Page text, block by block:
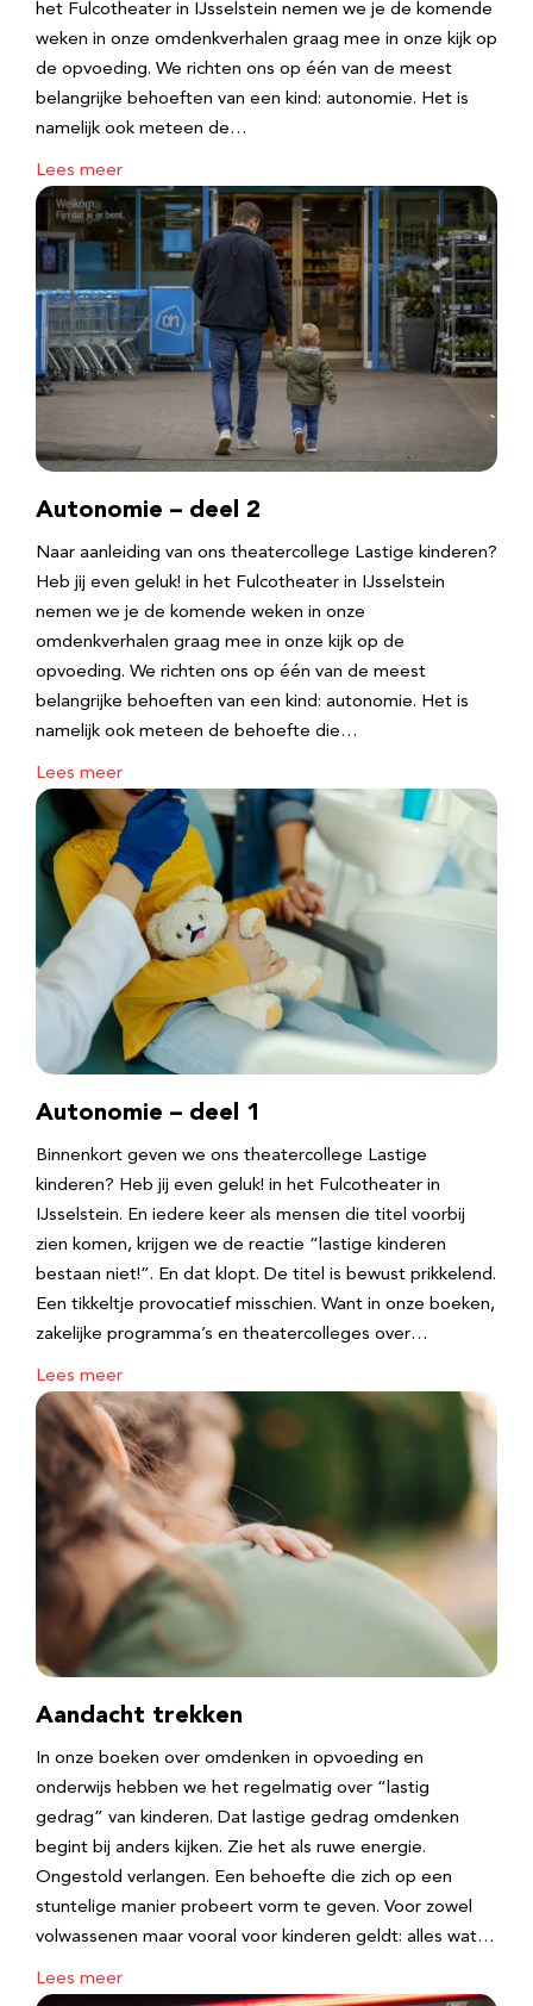
het Fulcotheater in IJsselstein nemen we je de komende
weken in onze omdenkverhalen graag mee in onze kijk op
de opvoeding. We richten ons op één van de meest
belangrijke behoeften van een kind: autonomie. Het is
namelijk ook meteen de…
Lees meer
Autonomie – deel 2
Naar aanleiding van ons theatercollege Lastige kinderen?
Heb jij even geluk! in het Fulcotheater in IJsselstein
nemen we je de komende weken in onze
omdenkverhalen graag mee in onze kijk op de
opvoeding. We richten ons op één van de meest
belangrijke behoeften van een kind: autonomie. Het is
namelijk ook meteen de behoefte die…
Lees meer
Autonomie – deel 1
Binnenkort geven we ons theatercollege Lastige
kinderen? Heb jij even geluk! in het Fulcotheater in
IJsselstein. En iedere keer als mensen die titel voorbij
zien komen, krijgen we de reactie “lastige kinderen
bestaan niet!”. En dat klopt. De titel is bewust prikkelend.
Een tikkeltje provocatief misschien. Want in onze boeken,
zakelijke programma’s en theatercolleges over…
Lees meer
Aandacht trekken
In onze boeken over omdenken in opvoeding en
onderwijs hebben we het regelmatig over “lastig
gedrag” van kinderen. Dat lastige gedrag omdenken
begint bij anders kijken. Zie het als ruwe energie.
Ongestold verlangen. Een behoefte die zich op een
stuntelige manier probeert vorm te geven. Voor zowel
volwassenen maar vooral voor kinderen geldt: alles wat…
Lees meer